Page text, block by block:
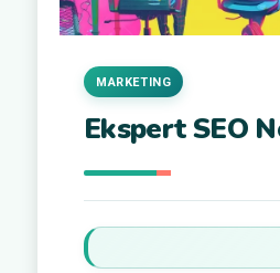
Ekspert SEO
MARKETING